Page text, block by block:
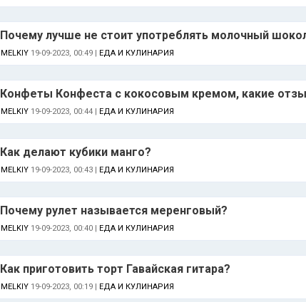
Почему лучше не стоит употреблять молочный
MELKIY 19-09-2023, 00:49 | ЕДА И КУЛИНАРИЯ
Конфеты Конфеста с кокосовым кремом, какие
MELKIY 19-09-2023, 00:44 | ЕДА И КУЛИНАРИЯ
Как делают кубики манго?
MELKIY 19-09-2023, 00:43 | ЕДА И КУЛИНАРИЯ
Почему рулет называется меренговый?
MELKIY 19-09-2023, 00:40 | ЕДА И КУЛИНАРИЯ
Как приготовить торт Гавайская гитара?
MELKIY 19-09-2023, 00:19 | ЕДА И КУЛИНАРИЯ